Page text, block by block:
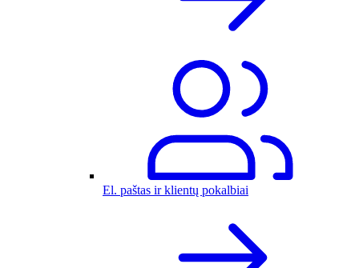
El. paštas ir klientų pokalbiai